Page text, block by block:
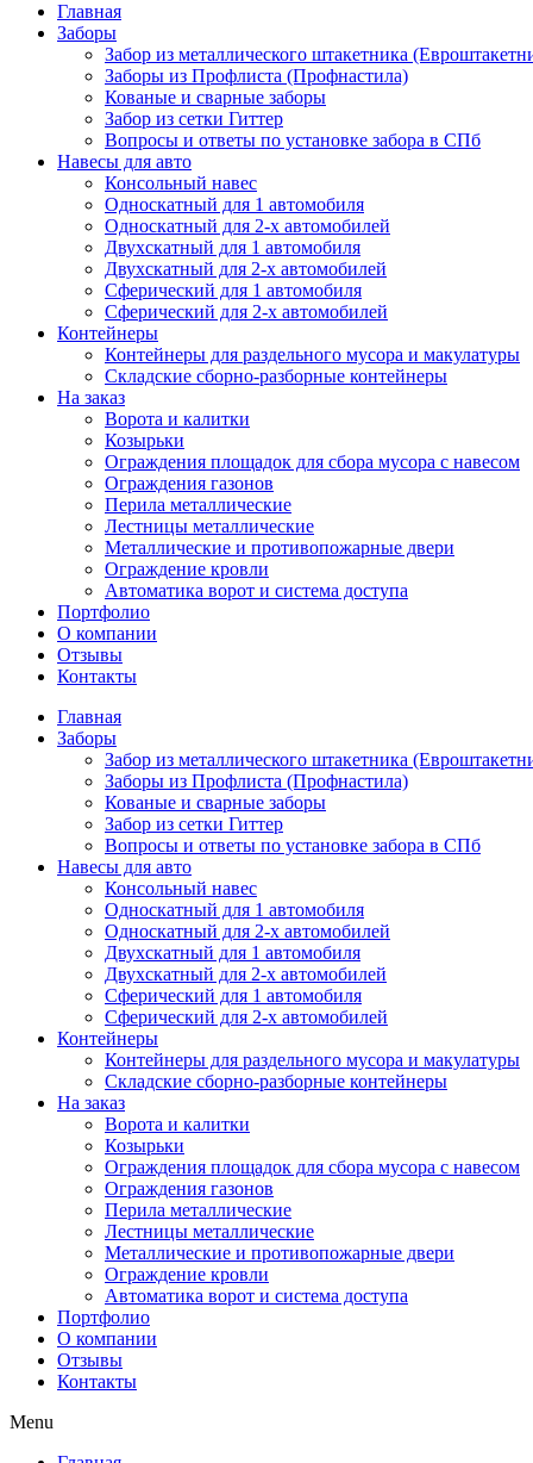
Главная
Заборы
Забор из металлического штакетника
Заборы из Профлиста (Профнастила)
Кованые и сварные заборы
Забор из сетки Гиттер
Вопросы и ответы по установке забора в СПб
Навесы для авто
Консольный навес
Односкатный для 1 автомобиля
Односкатный для 2-х автомобилей
Двухскатный для 1 автомобиля
Двухскатный для 2-х автомобилей
Сферический для 1 автомобиля
Сферический для 2-х автомобилей
Контейнеры
Контейнеры для раздельного мусора и макулатуры
Складские сборно-разборные контейнеры
На заказ
Ворота и калитки
Козырьки
Ограждения площадок для сбора мусора с навесом
Ограждения газонов
Перила металлические
Лестницы металлические
Металлические и противопожарные двери
Ограждение кровли
Автоматика ворот и система доступа
Портфолио
О компании
Отзывы
Контакты
Главная
Заборы
Забор из металлического штакетника
Заборы из Профлиста (Профнастила)
Кованые и сварные заборы
Забор из сетки Гиттер
Вопросы и ответы по установке забора в СПб
Навесы для авто
Консольный навес
Односкатный для 1 автомобиля
Односкатный для 2-х автомобилей
Двухскатный для 1 автомобиля
Двухскатный для 2-х автомобилей
Сферический для 1 автомобиля
Сферический для 2-х автомобилей
Контейнеры
Контейнеры для раздельного мусора и макулатуры
Складские сборно-разборные контейнеры
На заказ
Ворота и калитки
Козырьки
Ограждения площадок для сбора мусора с навесом
Ограждения газонов
Перила металлические
Лестницы металлические
Металлические и противопожарные двери
Ограждение кровли
Автоматика ворот и система доступа
Портфолио
О компании
Отзывы
Контакты
Menu